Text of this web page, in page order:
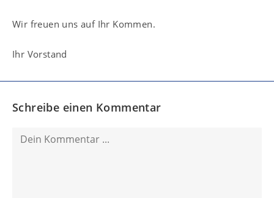
Wir freuen uns auf Ihr Kommen.
Ihr Vorstand
Schreibe einen Kommentar
Kommentieren